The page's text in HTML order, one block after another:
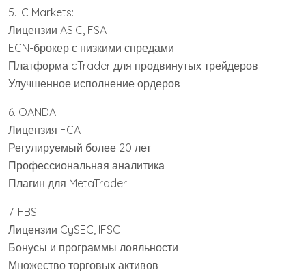
5. IC Markets:
Лицензии ASIC, FSA
ECN-брокер с низкими спредами
Платформа cTrader для продвинутых трейдеров
Улучшенное исполнение ордеров
6. OANDA:
Лицензия FCA
Регулируемый более 20 лет
Профессиональная аналитика
Плагин для MetaTrader
7. FBS:
Лицензии CySEC, IFSC
Бонусы и программы лояльности
Множество торговых активов